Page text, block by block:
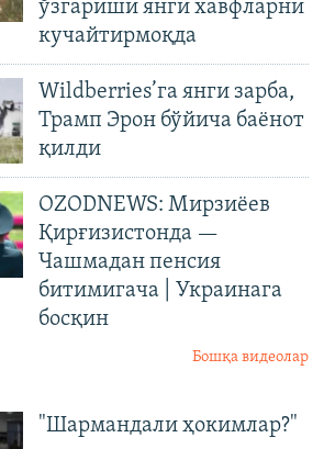
ўзгариши янги хавфларни
кучайтирмоқда
Wildberries’га янги зарба,
Трамп Эрон бўйича баёнот
қилди
OZODNEWS: Мирзиёев
Қирғизистонда —
Чашмадан пенсия
битимигача | Украинага
босқин
Бошқа видеолар
"Шармандали ҳокимлар?"